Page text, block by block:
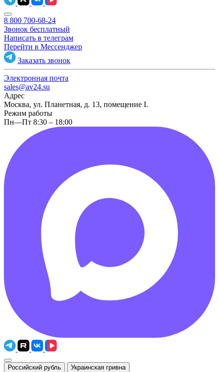
8 800 700-68-24
Звонок бесплатный
Написать в телеграм
Перейти в Мессенджер
Заказать звонок
Электронная почта
sales@av24.su
Адрес
Москва, ул. Планетная, д. 13, помещение I.
Режим работы
Пн—Пт 8:30 – 18:00
Российский рубль Украинская гривна